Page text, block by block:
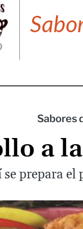
Sabores
a
se prepara el